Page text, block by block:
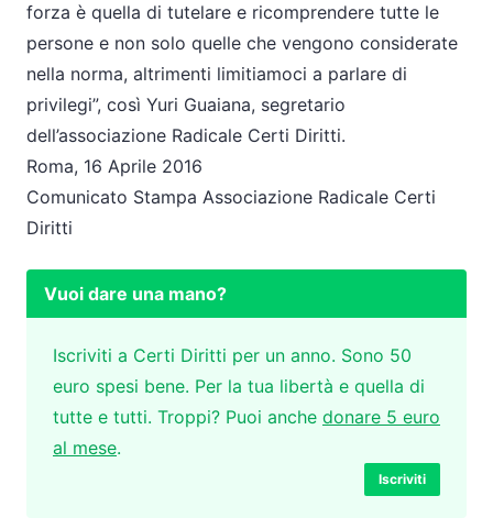
forza è quella di tutelare e ricomprendere tutte le
persone e non solo quelle che vengono considerate
nella norma, altrimenti limitiamoci a parlare di
privilegi”, così Yuri Guaiana, segretario
dell’associazione Radicale Certi Diritti.
Roma, 16 Aprile 2016
Comunicato Stampa Associazione Radicale Certi
Diritti
Vuoi dare una mano?
Iscriviti a Certi Diritti per un anno. Sono 50
euro spesi bene. Per la tua libertà e quella di
tutte e tutti. Troppi? Puoi anche donare 5 euro
al mese.
Iscriviti